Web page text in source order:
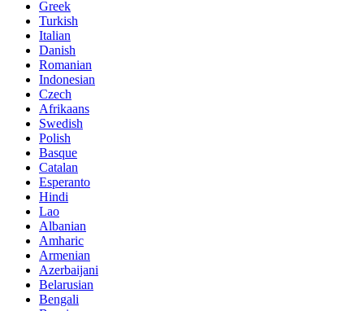
Greek
Turkish
Italian
Danish
Romanian
Indonesian
Czech
Afrikaans
Swedish
Polish
Basque
Catalan
Esperanto
Hindi
Lao
Albanian
Amharic
Armenian
Azerbaijani
Belarusian
Bengali